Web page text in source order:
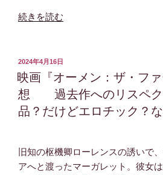
“映
ー
ス
ト
バ
ス
ー
ズ
続きを読む
投
稿
日:
2024年4月16日
映画『オーメン：ザ・フ
想 過去作へのリスペク
品？だけどエロチック？
旧知の枢機卿ローレンスの誘いで
アへと渡ったマーガレット。彼女